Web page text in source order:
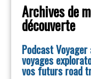
Archives de
découverte
Podcast
voyages
vos futurs road